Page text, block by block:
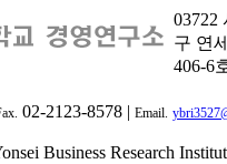
03722
구 연
406-6
02-2123-8578 | Email.
Business Research